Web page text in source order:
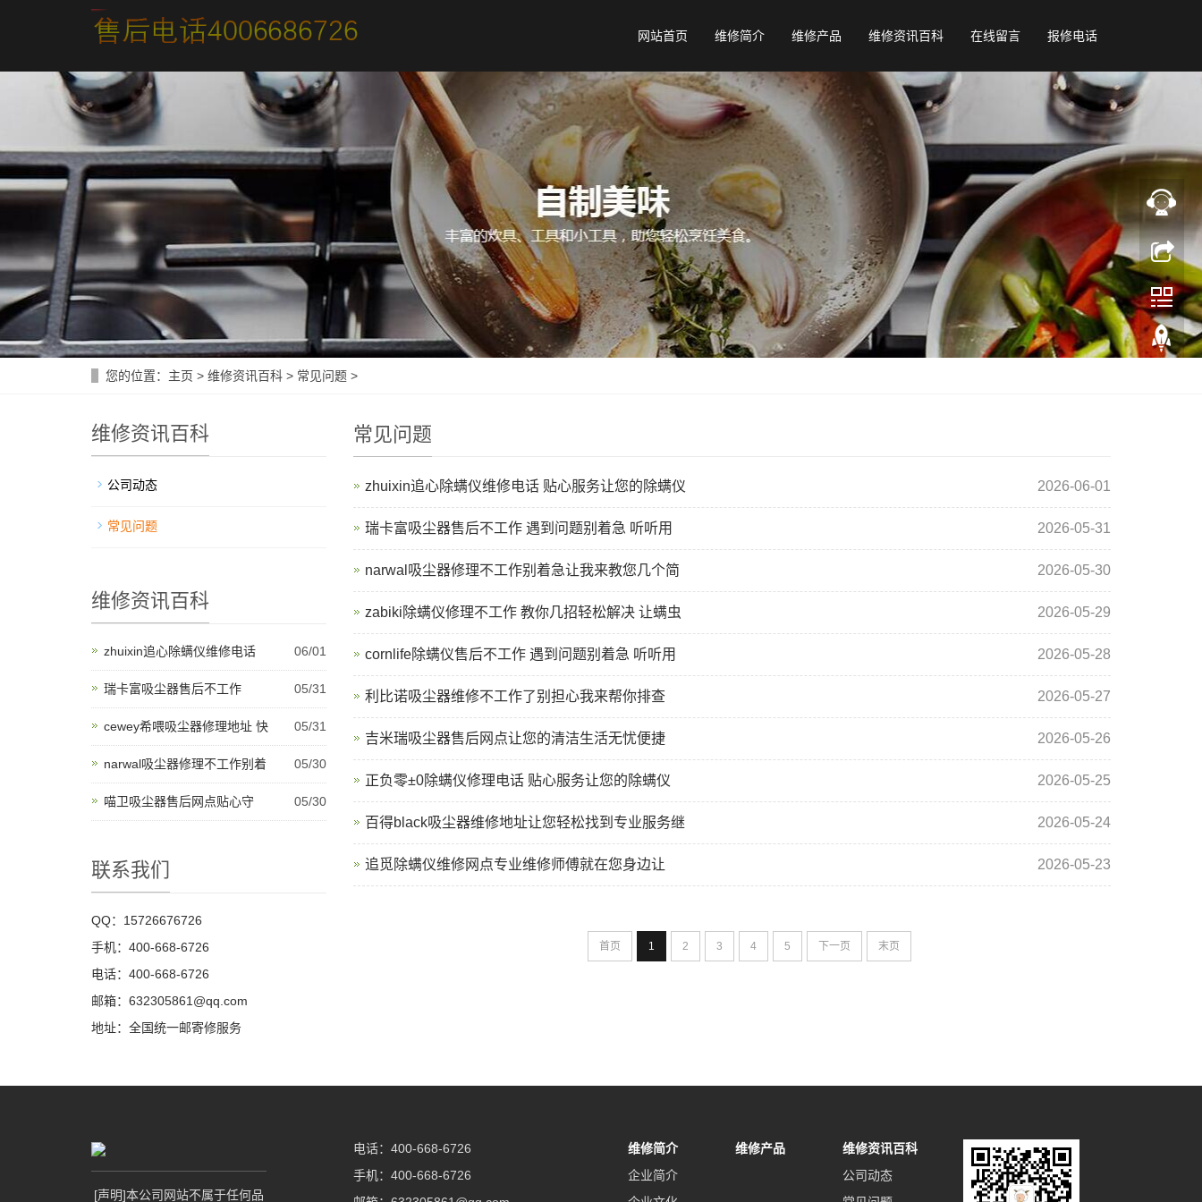
网站首页 维修简介 维修产品 维修资讯百科 在线留言 报修电话
您的位置： 主页 > 维修资讯百科 > 常见问题 >
常见问题
zhuixin追心除螨仪维修电话 贴心服务让您的除螨仪 2026-06-01
瑞卡富吸尘器售后不工作 遇到问题别着急 听听用 2026-05-31
narwal吸尘器修理不工作别着急让我来教您几个简 2026-05-30
zabiki除螨仪修理不工作 教你几招轻松解决 让螨虫 2026-05-29
cornlife除螨仪售后不工作 遇到问题别着急 听听用 2026-05-28
利比诺吸尘器维修不工作了别担心我来帮你排查 2026-05-27
吉米瑞吸尘器售后网点让您的清洁生活无忧便捷 2026-05-26
正负零±0除螨仪修理电话 贴心服务让您的除螨仪 2026-05-25
百得black吸尘器维修地址让您轻松找到专业服务继 2026-05-24
追觅除螨仪维修网点专业维修师傅就在您身边让 2026-05-23
首页 1 2 3 4 5 下一页 末页
维修资讯百科
公司动态
常见问题
维修资讯百科
zhuixin追心除螨仪维修电话 06/01
瑞卡富吸尘器售后不工作 05/31
cewey希喂吸尘器修理地址 快 05/31
narwal吸尘器修理不工作别着 05/30
喵卫吸尘器售后网点贴心守 05/30
联系我们
QQ：15726676726
手机：400-668-6726
电话：400-668-6726
邮箱：632305861@qq.com
地址：全国统一邮寄修服务
[声明]本公司网站不属于任何品
电话：400-668-6726
手机：400-668-6726
维修简介
企业简介
维修产品
维修资讯百科
公司动态